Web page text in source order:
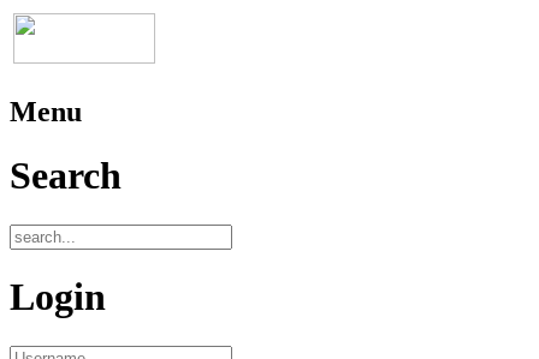
Menu
Search
Login